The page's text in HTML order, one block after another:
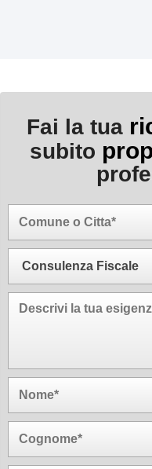
Fai la tua
subito